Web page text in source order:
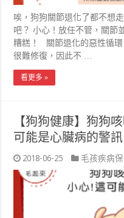
唉，狗狗關節退化了都不想
吧？ 小心！放任不管，關節
糟糕！ 關節退化的惡性循
很難修復，因此不 …
看更多 »
【狗狗健康】狗狗
可能是心臟病的警訊
2018-06-25 毛孩疾病